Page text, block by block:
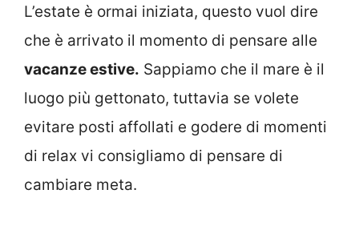
L’estate è ormai iniziata, questo vuol dire
che è arrivato il momento di pensare alle
vacanze estive. Sappiamo che il mare è il
luogo più gettonato, tuttavia se volete
evitare posti affollati e godere di momenti
di relax vi consigliamo di pensare di
cambiare meta.